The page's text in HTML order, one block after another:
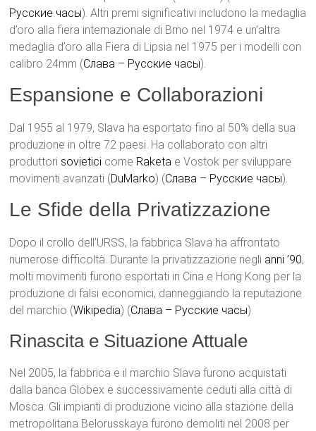
Русские часы)​. Altri premi significativi includono la medaglia
d’oro alla fiera internazionale di Brno nel 1974 e un’altra
medaglia d’oro alla Fiera di Lipsia nel 1975 per i modelli con
calibro 24mm​ (Слава – Русские часы)​.
Espansione e Collaborazioni
Dal 1955 al 1979, Slava ha esportato fino al 50% della sua
produzione in oltre 72 paesi. Ha collaborato con altri
produttori sovietici come Raketa e Vostok per sviluppare
movimenti avanzati​ (DuMarko)​​ (Слава – Русские часы)​.
Le Sfide della Privatizzazione
Dopo il crollo dell’URSS, la fabbrica Slava ha affrontato
numerose difficoltà. Durante la privatizzazione negli anni ’90,
molti movimenti furono esportati in Cina e Hong Kong per la
produzione di falsi economici, danneggiando la reputazione
del marchio​ (Wikipedia)​​ (Слава – Русские часы)​.
Rinascita e Situazione Attuale
Nel 2005, la fabbrica e il marchio Slava furono acquistati
dalla banca Globex e successivamente ceduti alla città di
Mosca. Gli impianti di produzione vicino alla stazione della
metropolitana Belorusskaya furono demoliti nel 2008 per